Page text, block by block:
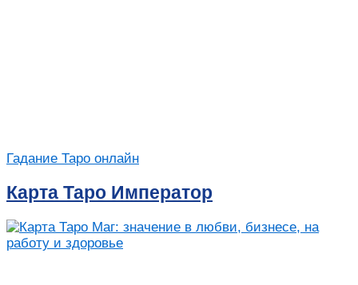
Гадание Таро онлайн
Карта Таро Император